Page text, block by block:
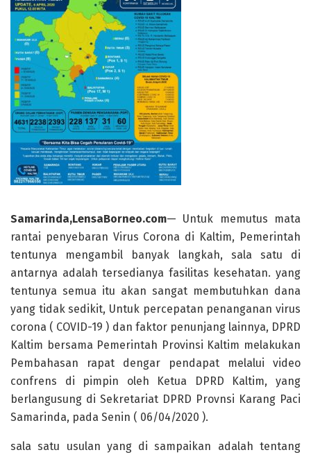
Samarinda,LensaBorneo.com— Untuk memutus mata
rantai penyebaran Virus Corona di Kaltim, Pemerintah
tentunya mengambil banyak langkah, sala satu di
antarnya adalah tersedianya fasilitas kesehatan. yang
tentunya semua itu akan sangat membutuhkan dana
yang tidak sedikit, Untuk percepatan penanganan virus
corona ( COVID-19 ) dan faktor penunjang lainnya, DPRD
Kaltim bersama Pemerintah Provinsi Kaltim melakukan
Pembahasan rapat dengar pendapat melalui video
confrens di pimpin oleh Ketua DPRD Kaltim, yang
berlangusung di Sekretariat DPRD Provnsi Karang Paci
Samarinda, pada Senin ( 06/04/2020 ).
sala satu usulan yang di sampaikan adalah tentang